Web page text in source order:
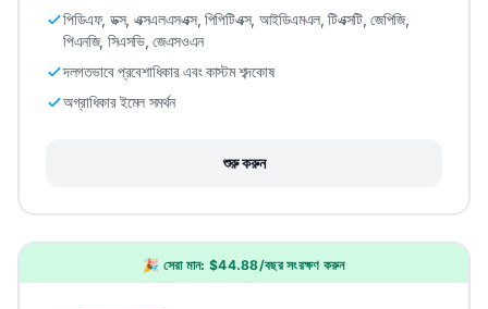
পিডিএফ, ডক্স, এক্সএলএসএক্স, পিপিটিএক্স, আইডিএমএল, টিএক্সটি, জেপিজি,
পিএনজি, সিএসভি, জেএসওএন
দলগতভাবে প্রবেশাধিকার এবং কাস্টম শব্দকোষ
অগ্রাধিকার ইমেল সমর্থন
শুরু করুন
🎉 সেরা মান: $44.88/বছর সংরক্ষণ করুন